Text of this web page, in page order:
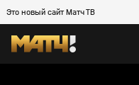
Это новый сайт Матч ТВ